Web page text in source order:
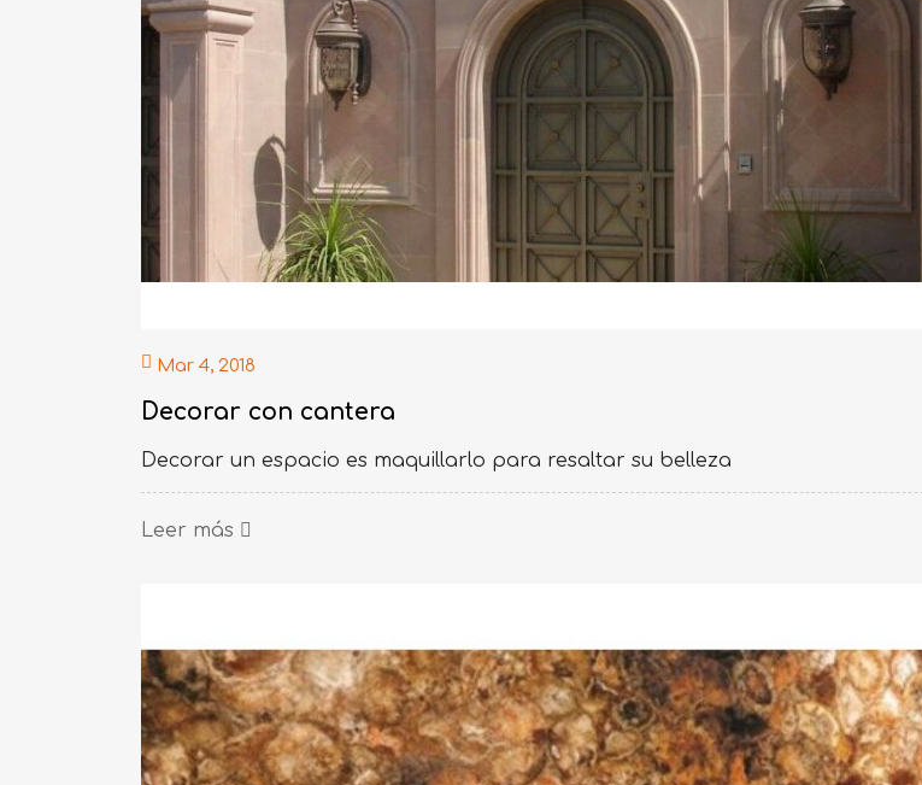
Mar 4, 2018
Decorar con cantera
Decorar un espacio es maquillarlo para resaltar su belleza
Leer más